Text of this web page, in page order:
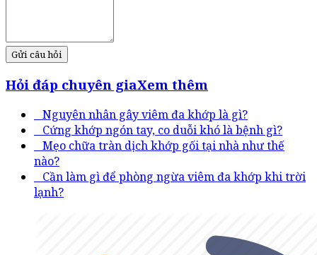
Gửi câu hỏi
Hỏi đáp chuyên giaXem thêm
Nguyên nhân gây viêm đa khớp là gì?
Cứng khớp ngón tay, co duỗi khó là bệnh gì?
Mẹo chữa tràn dịch khớp gối tại nhà như thế
nào?
Cần làm gì để phòng ngừa viêm đa khớp khi trời
lạnh?